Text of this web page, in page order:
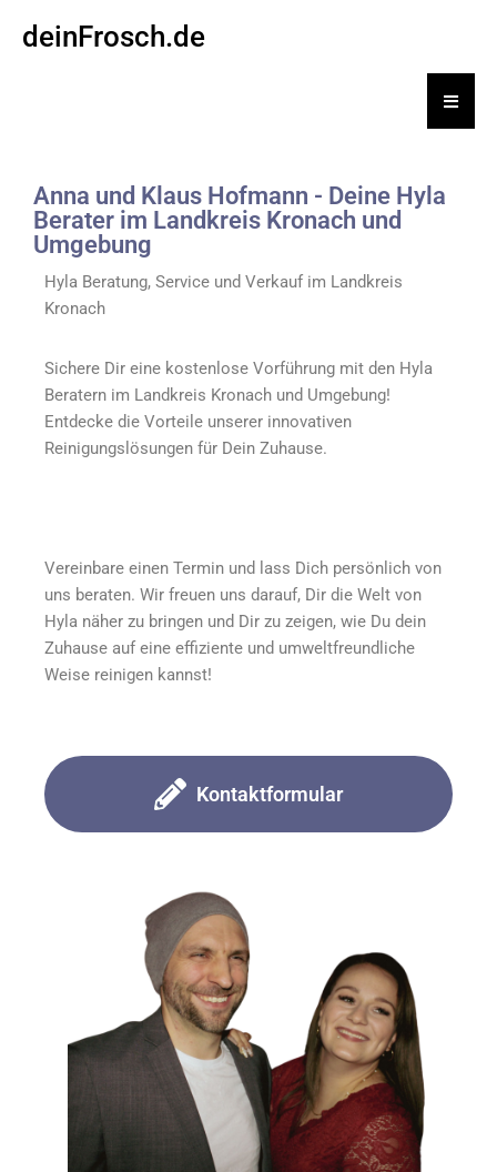
deinFrosch.de
Anna und Klaus Hofmann - Deine Hyla
Berater im Landkreis Kronach und
Umgebung
Hyla Beratung, Service und Verkauf im Landkreis
Kronach
Sichere Dir eine kostenlose Vorführung mit den Hyla
Beratern im Landkreis Kronach und Umgebung!
Entdecke die Vorteile unserer innovativen
Reinigungslösungen für Dein Zuhause.
Vereinbare einen Termin und lass Dich persönlich von
uns beraten. Wir freuen uns darauf, Dir die Welt von
Hyla näher zu bringen und Dir zu zeigen, wie Du dein
Zuhause auf eine effiziente und umweltfreundliche
Weise reinigen kannst!
Kontaktformular